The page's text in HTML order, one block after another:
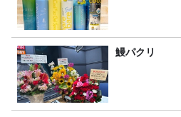
鰻パクリ